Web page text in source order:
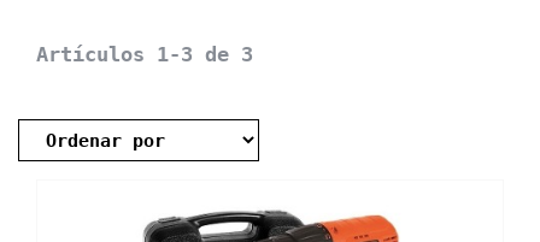
Artículos 1-3 de 3